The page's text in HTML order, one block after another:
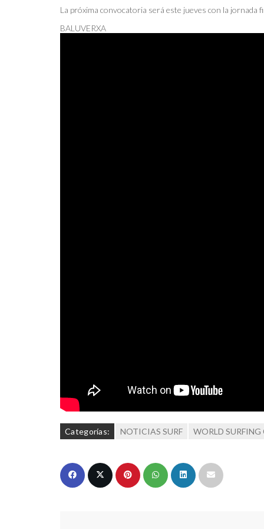
La próxima convocatoria será este jueves con la jornada
BALUVERXA
Categorías: NOTICIAS SURF WORLD SURFING